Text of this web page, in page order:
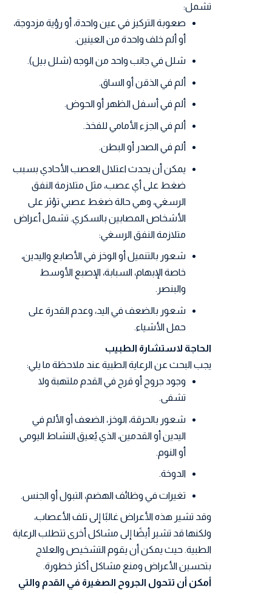
تشمل:
صعوبة التركيز في عين واحدة، أو رؤية مزدوجة،
أو ألم خلف واحدة من العينين.
شلل في جانب واحد من الوجه (شلل بيل).
ألم في الذقن أو الساق.
ألم في أسفل الظهر أو الحوض.
ألم في الجزء الأمامي للفخذ.
ألم في الصدر أو البطن.
يمكن أن يحدث اعتلال العصب الأحادي بسبب
ضغط على أي عصب، مثل متلازمة النفق
الرسغي، وهي حالة ضغط عصبي تؤثر على
الأشخاص المصابين بالسكري. تشمل أعراض
متلازمة النفق الرسغي:
شعور بالتنميل أو الوخز في الأصابع واليدين،
خاصة الإبهام، السبابة، الإصبع الأوسط
والبنصر.
شعور بالضعف في اليد، وعدم القدرة على
حمل الأشياء.
الحاجة لاستشارة الطبيب
يجب البحث عن الرعاية الطبية عند ملاحظة ما يلي:
وجود جروح أو قرح في القدم ملتهبة ولا
تشفى.
شعور بالحرقة، الوخز، الضعف أو الألم في
اليدين أو القدمين، الذي يُعيق النشاط اليومي
أو النوم.
الدوخة.
تغيرات في وظائف الهضم، التبول أو الجنس.
وقد تشير هذه الأعراض غالبًا إلى تلف الأعصاب،
ولكنها قد تشير أيضًا إلى مشاكل أخرى تتطلب الرعاية
الطبية. حيث يمكن أن يقوم التشخيص والعلاج
بتحسين الأعراض ومنع مشاكل أكثر خطورة.
أمكن أن تتحول الجروح الصغيرة في القدم والتي